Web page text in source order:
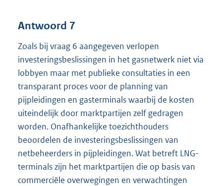
Antwoord 7
Zoals bij vraag 6 aangegeven verlopen
investeringsbeslissingen in het gasnetwerk niet via
lobbyen maar met publieke consultaties in een
transparant proces voor de planning van
pijpleidingen en gasterminals waarbij de kosten
uiteindelijk door marktpartijen zelf gedragen
worden. Onafhankelijke toezichthouders
beoordelen de investeringsbeslissingen van
netbeheerders in pijpleidingen. Wat betreft LNG-
terminals zijn het marktpartijen die op basis van
commerciële overwegingen en verwachtingen